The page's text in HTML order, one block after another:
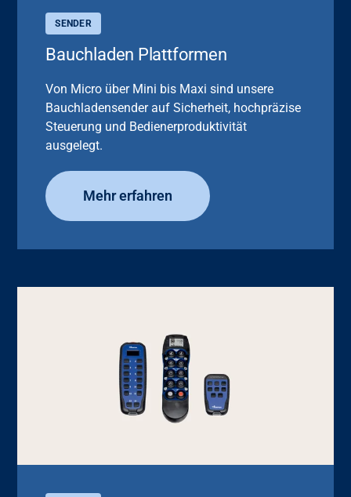
SENDER
Bauchladen Plattformen
Von Micro über Mini bis Maxi sind unsere
Bauchladensender auf Sicherheit, hochpräzise
Steuerung und Bedienerproduktivität
ausgelegt.
Mehr erfahren